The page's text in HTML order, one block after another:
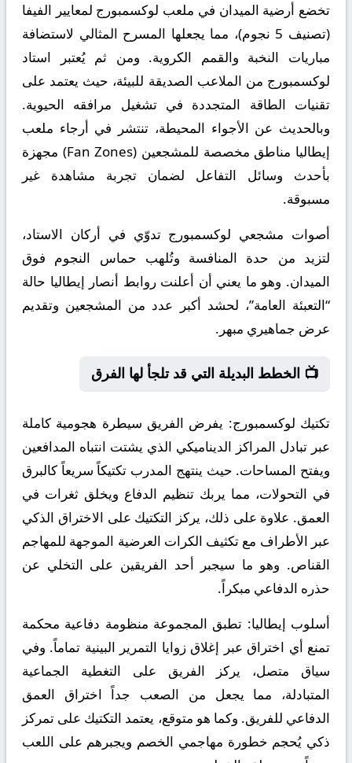
تخضع أرضية الميدان في ملعب لوكسمبورج لمعايير الفيفا
(تصنيف 5 نجوم)، مما يجعلها المسرح المثالي لاستضافة
مباريات النخبة والقمم الكروية. ومن ثم يُعتبر استاد
لوكسمبورج من الملاعب الصديقة للبيئة، حيث يعتمد على
تقنيات الطاقة المتجددة في تشغيل مرافقه الحيوية.
وبالحديث عن الأجواء المحيطة، تنتشر في أرجاء ملعب
إيطاليا مناطق مخصصة للمشجعين (Fan Zones) مجهزة
بأحدث وسائل التفاعل لضمان تجربة مشاهدة غير
مسبوقة.
أصوات مشجعي لوكسمبورج تدوّي في أركان الاستاد،
لتزيد من حدة المنافسة وتُلهب حماس النجوم فوق
الميدان. وهو ما يعني أن أعلنت روابط أنصار إيطاليا حالة
“التعبئة العامة”، لحشد أكبر عدد من المشجعين وتقديم
عرض جماهيري مبهر.
📺 الخطط البديلة التي قد تلجأ لها الفرق
تكتيك لوكسمبورج: يفرض الفريق سيطرة هجومية كاملة
عبر تبادل المراكز الديناميكي الذي يشتت انتباه المدافعين
ويفتح المساحات. حيث ينتهج المدرب تكتيكاً سريعاً كالبرق
في التحولات، مما يربك تنظيم الدفاع ويخلق ثغرات في
العمق. علاوة على ذلك، يركز التكتيك على الاختراق الذكي
عبر الأطراف مع تكثيف الكرات العرضية الموجهة للمهاجم
القناص. وهو ما سيجبر أحد الفريقين على التخلي عن
حذره الدفاعي مبكراً.
أسلوب إيطاليا: تطبق المجموعة منظومة دفاعية محكمة
تمنع أي اختراق عبر إغلاق زوايا التمرير البينية تماماً. وفي
سياق متصل، يركز الفريق على التغطية الجماعية
المتبادلة، مما يجعل من الصعب جداً اختراق العمق
الدفاعي للفريق. وكما هو متوقع، يعتمد التكتيك على تمركز
ذكي يُحجم خطورة مهاجمي الخصم ويجبرهم على اللعب